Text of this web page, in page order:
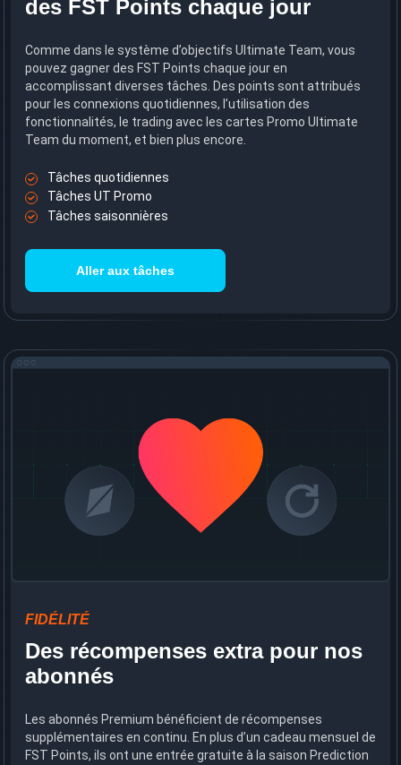
des FST Points chaque jour
Comme dans le système d’objectifs Ultimate Team, vous
pouvez gagner des FST Points chaque jour en
accomplissant diverses tâches. Des points sont attribués
pour les connexions quotidiennes, l’utilisation des
fonctionnalités, le trading avec les cartes Promo Ultimate
Team du moment, et bien plus encore.
Tâches quotidiennes
Tâches UT Promo
Tâches saisonnières
Aller aux tâches
FIDÉLITÉ
Des récompenses extra pour nos
abonnés
Les abonnés Premium bénéficient de récompenses
supplémentaires en continu. En plus d’un cadeau mensuel de
FST Points, ils ont une entrée gratuite à la saison Prediction